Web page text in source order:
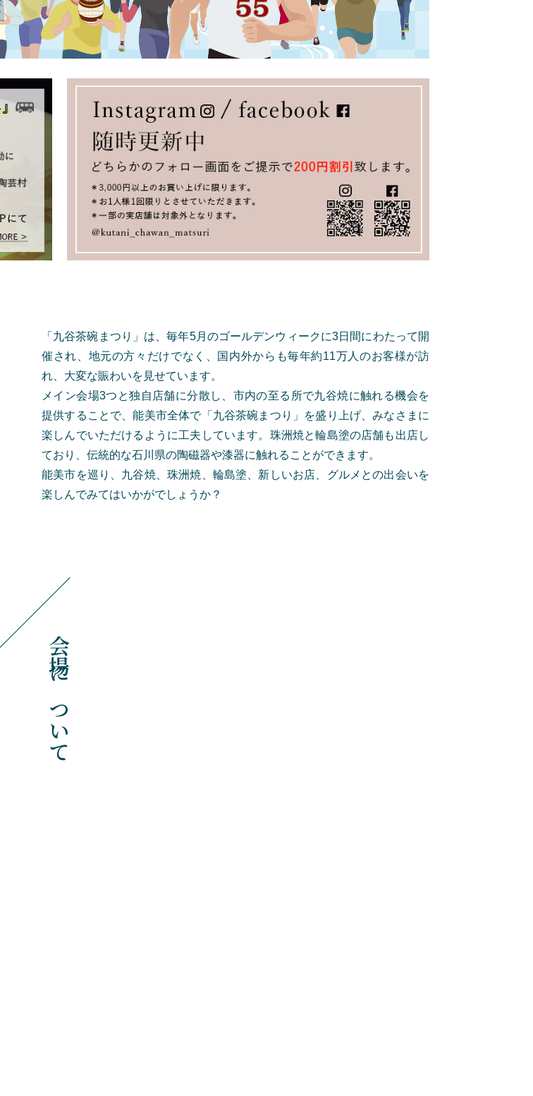
「九谷茶碗まつり」は、毎年5月のゴールデンウィークに3日間にわたって開
催され、地元の方々だけでなく、国内外からも毎年約11万人のお客様が訪
れ、大変な賑わいを見せています。
メイン会場3つと独自店舗に分散し、市内の至る所で九谷焼に触れる機会を
提供することで、能美市全体で「九谷茶碗まつり」を盛り上げ、みなさまに
楽しんでいただけるように工夫しています。珠洲焼と輪島塗の店舗も出店し
ており、伝統的な石川県の陶磁器や漆器に触れることができます。
能美市を巡り、九谷焼、珠洲焼、輪島塗、新しいお店、グルメとの出会いを
楽しんでみてはいかがでしょうか？
会場について